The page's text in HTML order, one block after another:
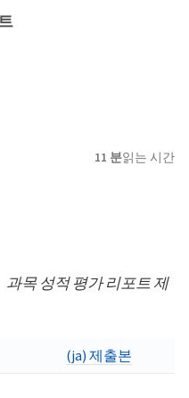
11 분읽는 시간
목 성적 평가 리포트 제
(ja) 제출본